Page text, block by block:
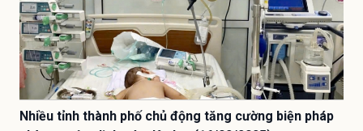
Nhiều tỉnh thành phố chủ động tăng cường biện pháp